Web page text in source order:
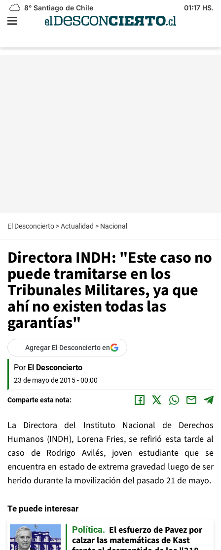
8° Santiago de Chile 01:17 HS.
El Desconcierto >Actualidad > Nacional
Directora INDH: "Este caso no
puede tramitarse en los
Tribunales Militares, ya que
ahí no existen todas las
garantías"
Agregar El Desconcierto en
Por El Desconcierto
23 de mayo de 2015 - 00:00
Comparte esta nota:
La Directora del Instituto Nacional de Derechos
Humanos (INDH), Lorena Fries, se refirió esta tarde al
caso de Rodrigo Avilés, joven estudiante que se
encuentra en estado de extrema gravedad luego de ser
herido durante la movilización del pasado 21 de mayo.
Te puede interesar
Política
El esfuerzo de Pavez por
calzar las matemáticas de Kast